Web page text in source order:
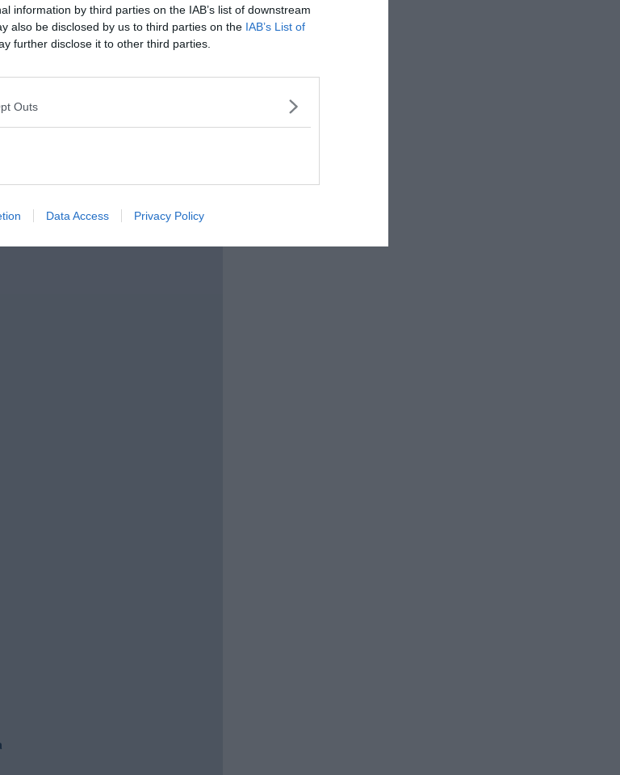
information by third parties on the IAB’s list of downstream
also be disclosed by us to third parties on the IAB’s List of
further disclose it to other third parties.
Outs
Data Access Privacy Policy